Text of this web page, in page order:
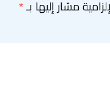
مشار إليها بـ *